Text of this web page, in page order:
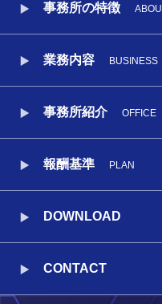
事務所の特徴
業務内容 BUSINESS
事務所紹介 OFFICE
報酬基準 PLAN
DOWNLOAD
CONTACT